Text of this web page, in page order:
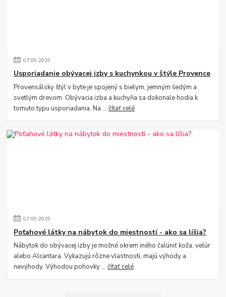
07.09.2019
Usporiadanie obývacej izby s kuchynkou v štýle Provence
Provensálsky štýl v byte je spojený s bielym, jemným šedým a
svetlým drevom. Obývacia izba a kuchyňa sa dokonale hodia k
tomuto typu usporiadania. Na ...čítať celé
07.09.2019
Poťahové látky na nábytok do miestností - ako sa líšia?
Nábytok do obývacej izby je možné okrem iného čalúniť koža, velúr
alebo Alcantara. Vykazujú rôzne vlastnosti, majú výhody a
nevýhody. Výhodou pohovky ...čítať celé